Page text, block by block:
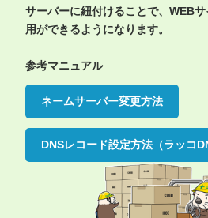
サーバーに紐付けることで、WEB
用ができるようになります。
参考マニュアル
ネームサーバー変更方法
DNSレコード設定方法（ラッコ